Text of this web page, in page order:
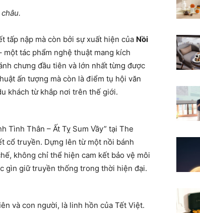
tấp nập mà còn bởi sự xuất hiện của Nồi
tác phẩm nghệ thuật mang kích
chưng đầu tiên và lớn nhất từng được
ấn tượng mà còn là điểm tụ hội văn
khách từ khắp nơi trên thế giới.
Tình Thân – Ất Tỵ Sum Vầy” tại The
cổ truyền. Dựng lên từ một nồi bánh
không chỉ thể hiện cam kết bảo vệ môi
gìn giữ truyền thống trong thời hiện đại.
và con người, là linh hồn của Tết Việt.